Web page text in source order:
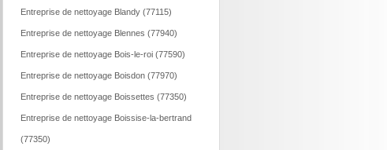
Entreprise de nettoyage Blandy (77115)
Entreprise de nettoyage Blennes (77940)
Entreprise de nettoyage Bois-le-roi (77590)
Entreprise de nettoyage Boisdon (77970)
Entreprise de nettoyage Boissettes (77350)
Entreprise de nettoyage Boissise-la-bertrand
(77350)